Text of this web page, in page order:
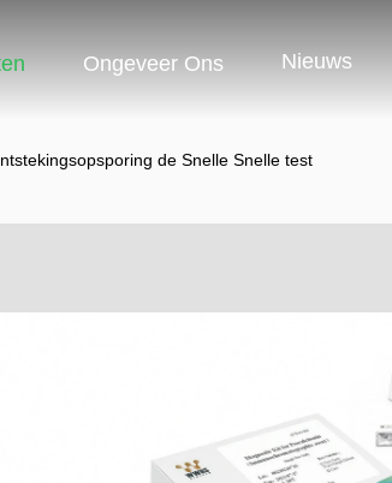
Ongeveer Ons Nieuws
de Snelle Snelle test